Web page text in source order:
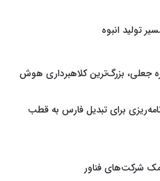
تولید انبوه
با چهره جعلی، بزرگ‌ترین کلاهبرداری هوش
برای تبدیل فارس به قطب
شرکت‌های فناور